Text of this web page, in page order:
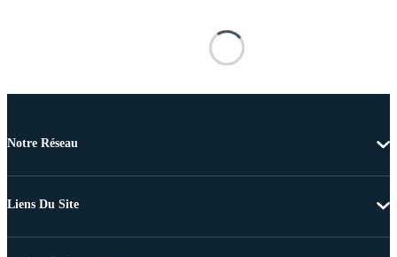
Notre Réseau
Liens Du Site